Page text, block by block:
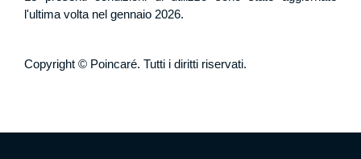
l'ultima volta nel gennaio 2026.
Copyright © Poincaré. Tutti i diritti riservati.